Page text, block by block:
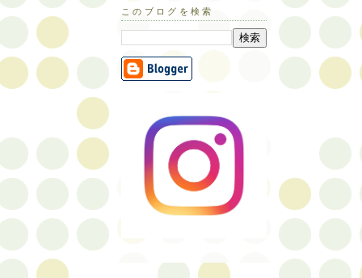
このブログを検索